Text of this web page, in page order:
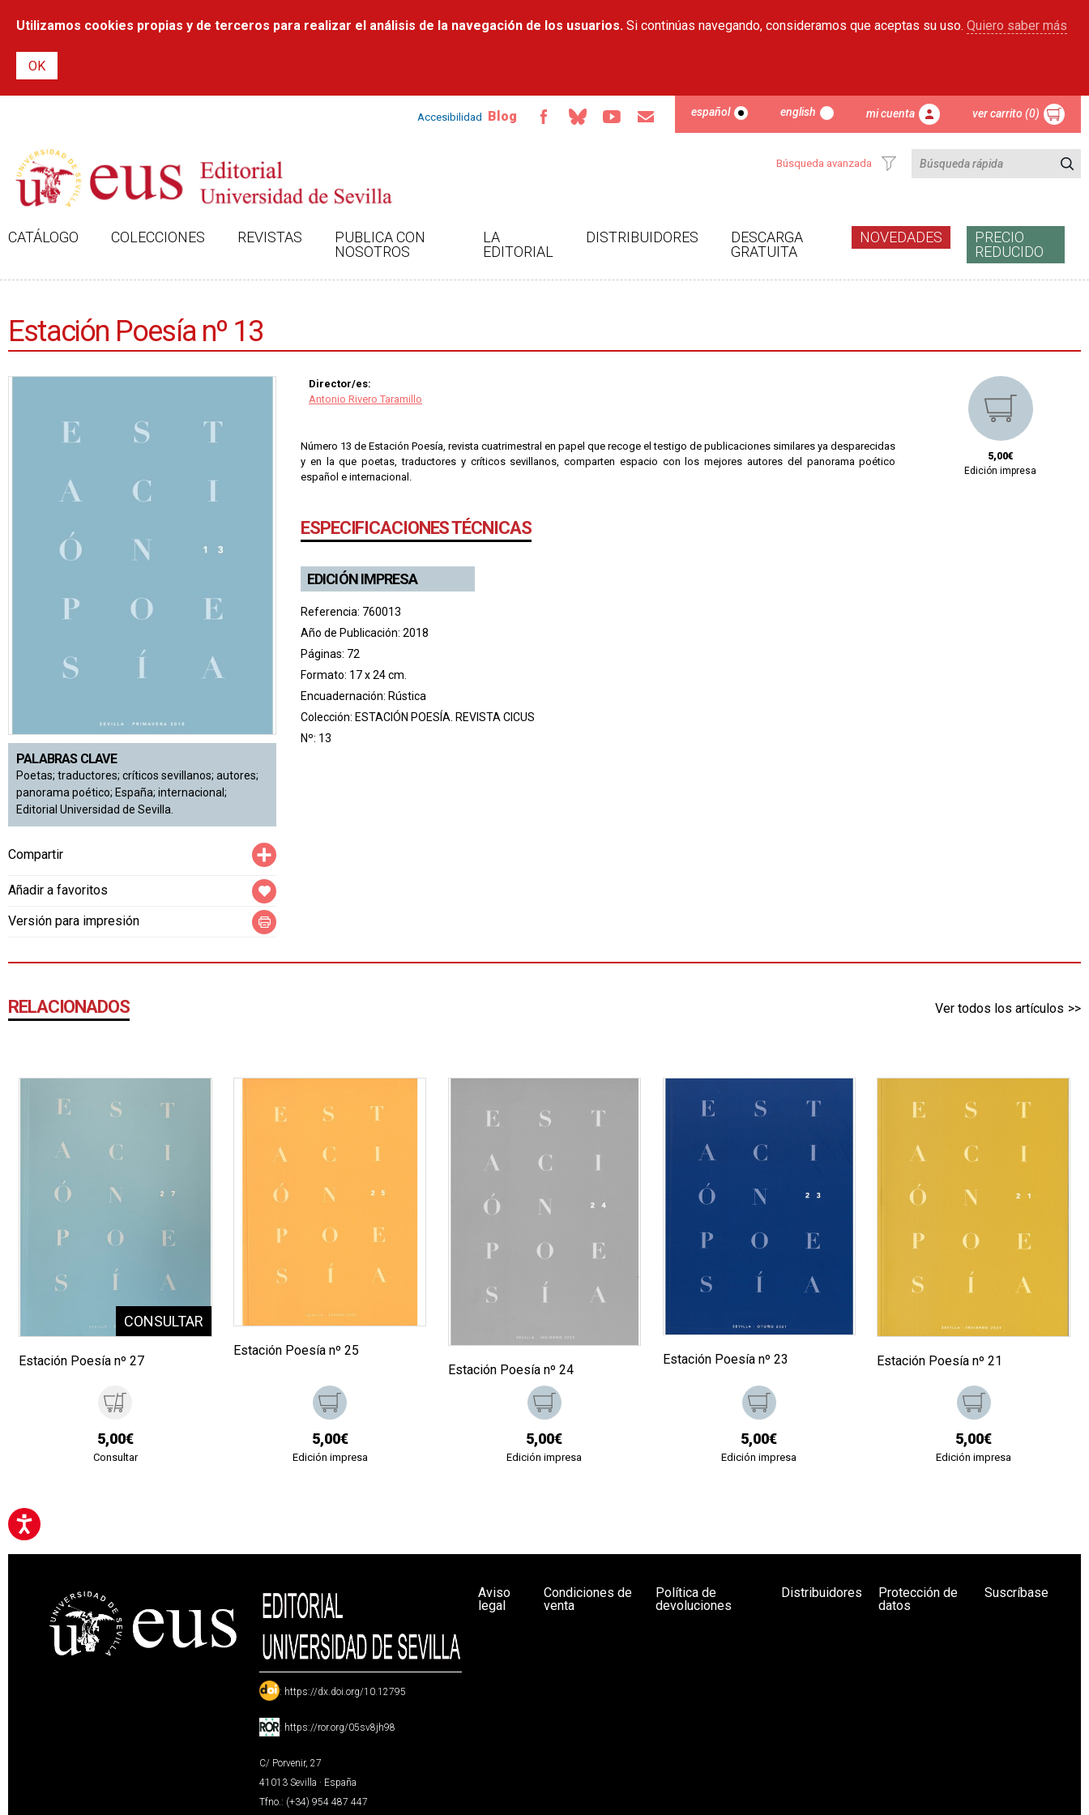
contenido
Utilizamos cookies propias y de terceros para realizar el análisis de la navegación de los usuarios. Si continúas navegando, consideramos que aceptas su uso. Quiero saber más
Accesibilidad Blog español english mi cuenta ver carrito (0)
Búsqueda avanzada
CATÁLOGO COLECCIONES REVISTAS
PUBLICA CON
NOSOTROS
LA
EDITORIAL
DISTRIBUIDORES
DESCARGA
GRATUITA
NOVEDADES
PRECIO
REDUCIDO
Estación Poesía nº 13
PALABRAS CLAVE
Poetas; traductores; críticos sevillanos; autores;
panorama poético; España; internacional;
Editorial Universidad de Sevilla.
Compartir
Añadir a favoritos
Versión para impresión
Director/es:
Antonio Rivero Taramillo
Número 13 de Estación Poesía, revista cuatrimestral en papel que recoge el testigo de publicaciones similares ya desparecidas
y en la que poetas, traductores y críticos sevillanos, comparten espacio con los mejores autores del panorama poético
español e internacional.
ESPECIFICACIONES TÉCNICAS
EDICIÓN IMPRESA
Referencia: 760013
Año de Publicación: 2018
Páginas: 72
Formato: 17 x 24 cm.
Encuadernación: Rústica
Colección: ESTACIÓN POESÍA. REVISTA CICUS
Nº: 13
5,00€
Edición impresa
RELACIONADOS Ver todos los artículos
Estación Poesía nº 27
5,00€
Consultar
Estación Poesía nº 25
5,00€
Edición impresa
Estación Poesía nº 24
5,00€
Edición impresa
Estación Poesía nº 23
5,00€
Edición impresa
Estación Poesía nº 21
5,00€
Edición impresa
: https://dx.doi.org/10.12795
: https://ror.org/05sv8jh98
C/ Porvenir, 27
41013 Sevilla · España
Tfno.: (+34) 954 487 447
Aviso
legal
Condiciones de
venta
Política de
devoluciones
Distribuidores
Protección de
datos
Suscríbase